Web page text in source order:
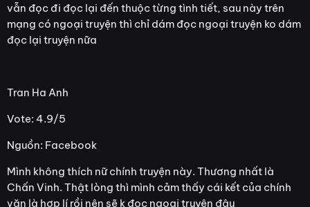
vẫn đọc đi đọc lại đến thuộc từng tình tiết, sau này trên
mạng có ngoại truyện thì chỉ dám đọc ngoại truyện ko dám
đọc lại truyện nữa
Tran Ha Anh
Vote: 4.9/5
Nguồn: Facebook
Mình không thích nữ chính truyện này. Thương nhất là
Chấn Vinh. Thật lòng thì mình cảm thấy cái kết của chính
văn là hợp lí rồi nên sẽ k đọc ngoại truyện đâu